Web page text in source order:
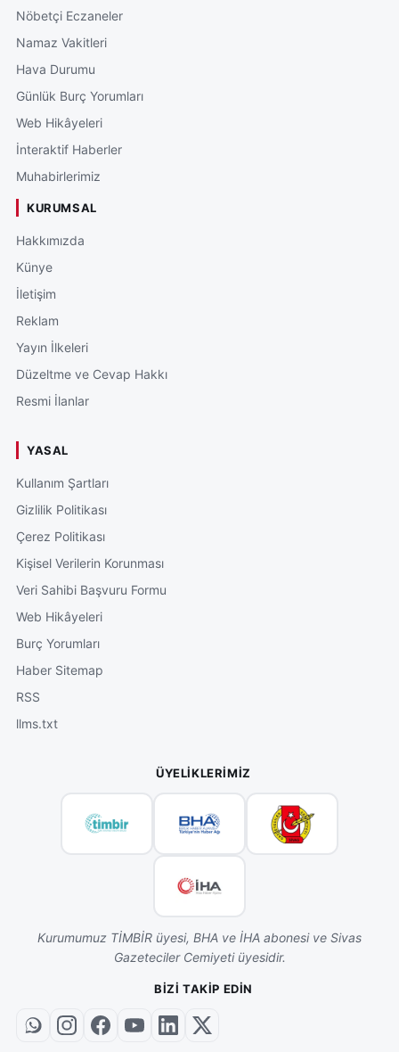
Nöbetçi Eczaneler
Namaz Vakitleri
Hava Durumu
Günlük Burç Yorumları
Web Hikâyeleri
İnteraktif Haberler
Muhabirlerimiz
KURUMSAL
Hakkımızda
Künye
İletişim
Reklam
Yayın İlkeleri
Düzeltme ve Cevap Hakkı
Resmi İlanlar
YASAL
Kullanım Şartları
Gizlilik Politikası
Çerez Politikası
Kişisel Verilerin Korunması
Veri Sahibi Başvuru Formu
Web Hikâyeleri
Burç Yorumları
Haber Sitemap
RSS
llms.txt
ÜYELIKLERIMIZ
Kurumumuz TİMBİR üyesi, BHA ve İHA abonesi ve Sivas
Gazeteciler Cemiyeti üyesidir.
BIZI TAKIP EDIN